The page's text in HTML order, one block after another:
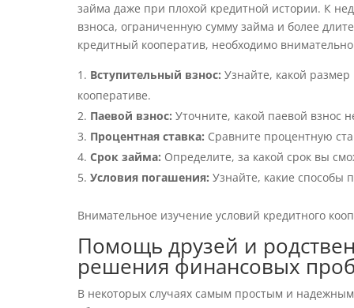
займа даже при плохой кредитной истории. К
взноса, ограниченную сумму займа и более
кредитный кооператив, необходимо
Вступительный взнос: Узнайте, какой размер
кооперативе.
Паевой взнос: Уточните, какой паевой взнос
Процентная ставка: Сравните процентную
Срок займа: Определите, за какой срок вы
Условия погашения: Узнайте, какие способы
Внимательное изучение условий кредитного
Помощь друзей и
решения финансовых
В некоторых случаях самым простым и